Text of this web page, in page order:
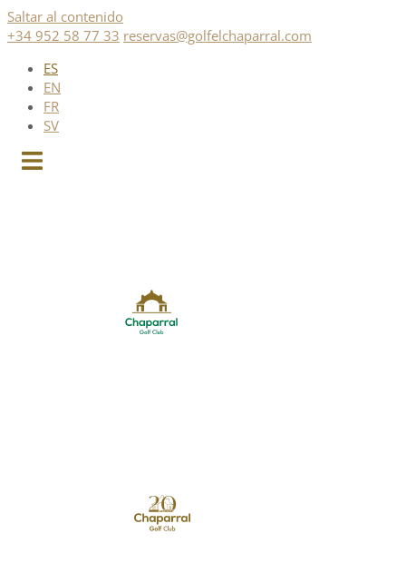
Saltar al contenido
+34 952 58 77 33 reservas@golfelchaparral.com
ES
EN
FR
SV